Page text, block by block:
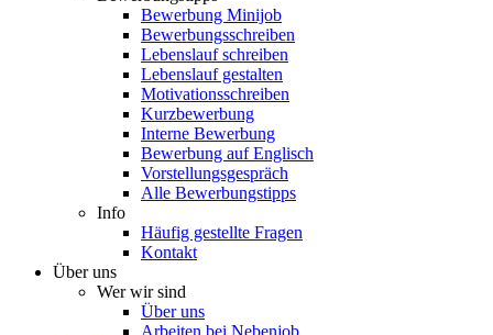
Bewerbung Minijob
Bewerbungsschreiben
Lebenslauf schreiben
Lebenslauf gestalten
Motivationsschreiben
Kurzbewerbung
Interne Bewerbung
Bewerbung auf Englisch
Vorstellungsgespräch
Alle Bewerbungstipps
Info
Häufig gestellte Fragen
Kontakt
Über uns
Wer wir sind
Über uns
Arbeiten bei Nebenjob